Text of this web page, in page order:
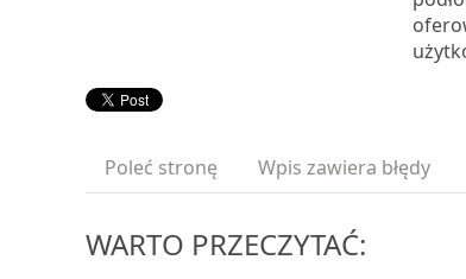
Poleć stronę Wpis zawiera błędy
WARTO PRZECZYTAĆ: